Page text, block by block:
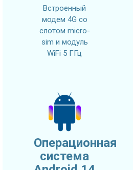
Встроенный
модем 4G со
слотом micro-
sim и модуль
WiFi 5 ГГц
Операционная
система